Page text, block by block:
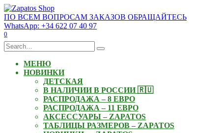
Skip
to
content
ПО ВСЕМ ВОПРОСАМ ЗАКАЗОВ ОБРАЩАЙТЕСЬ
WhatsApp: +34 622 07 40 97
0
Search
for:
МЕНЮ
НОВИНКИ
ДЕТСКАЯ
В НАЛИЧИИ В РОССИИ 🇷🇺
РАСПРОДАЖА – 8 ЕВРО
РАСПРОДАЖА – 11 ЕВРО
АКСЕССУАРЫ – ZAPATOS
ТАБЛИЦЫ РАЗМЕРОВ – ZAPATOS